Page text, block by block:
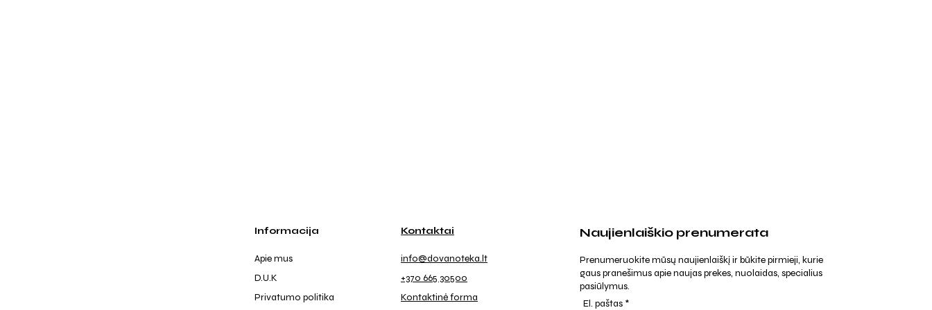
Informacija
Apie mus
D.U.K
Privatumo politika
Kontaktai
info@dovanoteka.lt
+370 665 30500
Kontaktinė forma
Naujienlaiškio prenumerata
Prenumeruokite mūsų naujienlaiškį ir būkite pirmieji, kurie
gaus pranešimus apie naujas prekes, nuolaidas, specialius
pasiūlymus.
El. paštas